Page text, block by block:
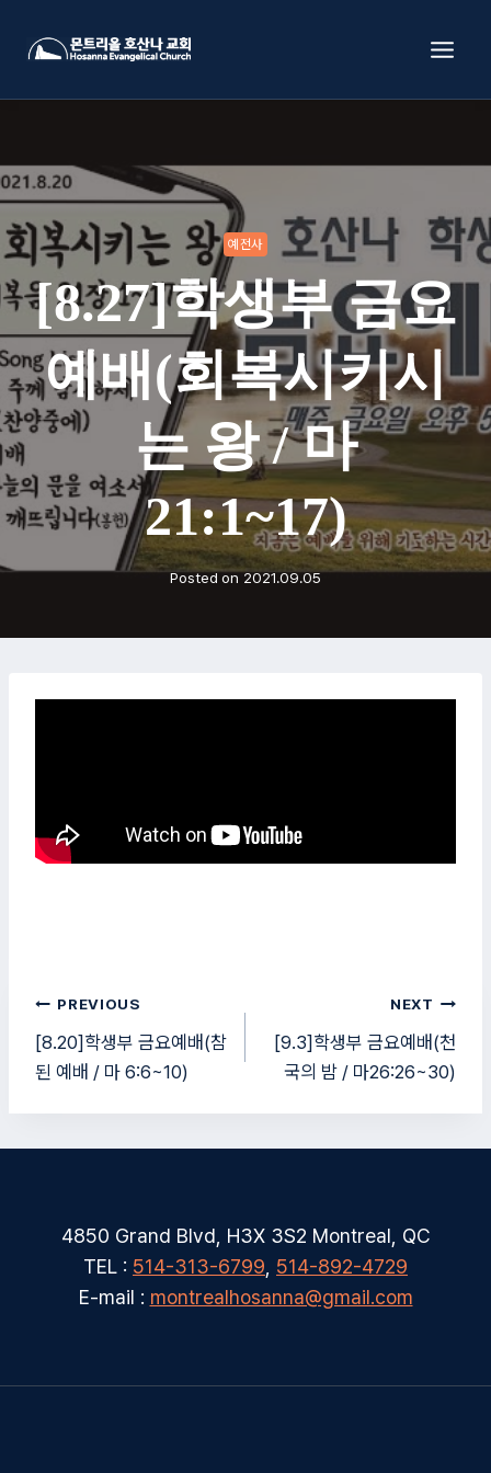
예전사
[8.27]학생부 금요
예배(회복시키시
는 왕 / 마
21:1~17)
Posted on2021.09.05
글
탐
색
PREVIOUS
[8.20]학생부 금요예배(참
된 예배 / 마 6:6~10)
NEXT
[9.3]학생부 금요예배(천
국의 밤 / 마26:26~30)
4850 Grand Blvd, H3X 3S2 Montreal, QC
TEL : 514-313-6799 514-892-4729
E-mail : montrealhosanna@gmail.com